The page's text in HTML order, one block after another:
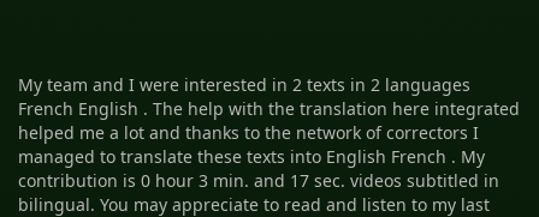
#Audioenanglais
#subtitlesinFrench
#sous-titresenfrançais
My team and I were interested in 2 texts in 2 languages
French English . The help with the translation here integrated
helped me a lot and thanks to the network of correctors I
managed to translate these texts into English French . My
contribution is 0 hour 3 min. and 17 sec. videos subtitled in
bilingual. You may appreciate to read and listen to my last